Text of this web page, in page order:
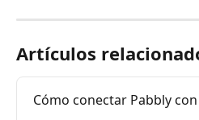
Artículos
Cómo conectar Pabbly